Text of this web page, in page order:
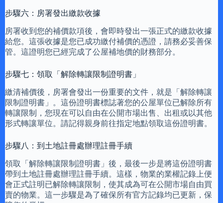
步驟六：房署發出繳款收據
房署收到您的補價款項後，會即時發出一張正式的繳款收據
給您。這張收據是您已成功繳付補價的憑證，請務必妥善保
管。這證明您已經完成了公屋補地價的財務部分。
步驟七：領取「解除轉讓限制證明書」
繳清補價後，房署會發出一份重要的文件，就是「解除轉讓
限制證明書」。這份證明書標誌著您的公屋單位已解除所有
轉讓限制，您現在可以自由在公開市場出售、出租或以其他
形式轉讓單位。請記得親身前往指定地點領取這份證明書。
步驟八：到土地註冊處辦理註冊手續
領取「解除轉讓限制證明書」後，最後一步是將這份證明書
帶到土地註冊處辦理註冊手續。這樣，物業的業權記錄上便
會正式註明已解除轉讓限制，使其成為可在公開市場自由買
賣的物業。這一步驟是為了確保所有官方記錄均已更新，保